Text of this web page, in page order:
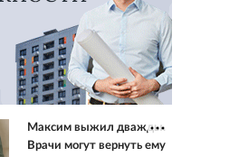
Максим выжил дважды.
Врачи могут вернуть ему